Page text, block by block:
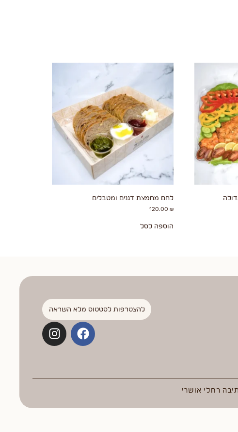
לחם מחמצת דגנים ומטבלים
120.00 ₪
הוספה לסל
להצטרפות לסטטוס מלא השראה
רחלי אושרי